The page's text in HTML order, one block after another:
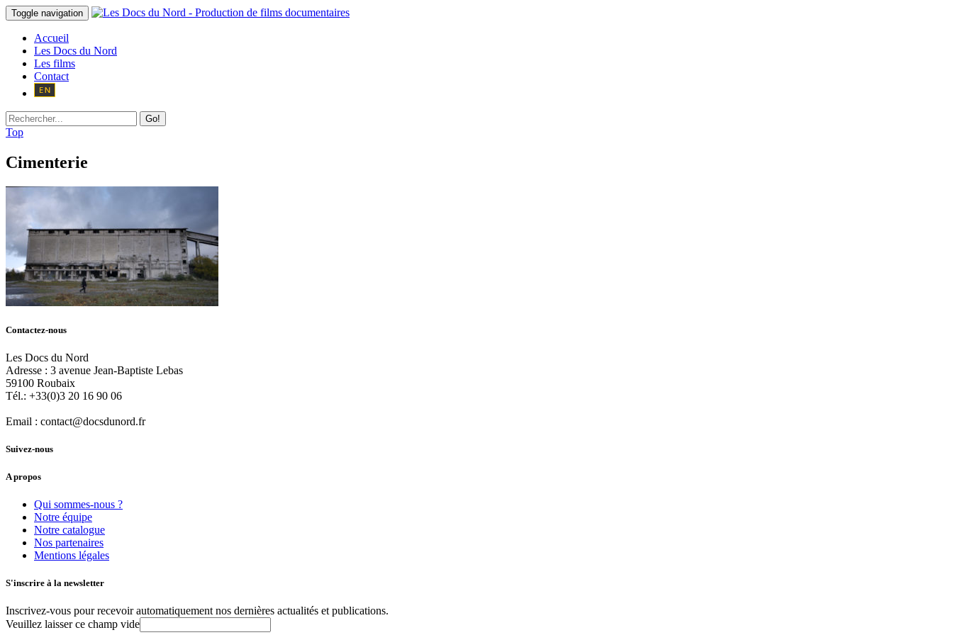
Toggle navigation
Accueil
Les Docs du Nord
Les films
Contact
Go!
Top
Cimenterie
Contactez-nous
Les Docs du Nord
Adresse : 3 avenue Jean-Baptiste Lebas
59100 Roubaix
Tél.: +33(0)3 20 16 90 06
Email : contact@docsdunord.fr
Suivez-nous
A propos
Qui sommes-nous ?
Notre équipe
Notre catalogue
Nos partenaires
Mentions légales
S'inscrire à la newsletter
Inscrivez-vous pour recevoir automatiquement nos dernières actualités et publications.
Veuillez laisser ce champ vide